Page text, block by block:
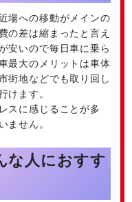
場への移動がメインの
の差は縮まったと言え
安いので毎日車に乗ら
最大のメリットは車体
街地などでも取り回し
けます。
スに感じることが多
ません。
な人におすす